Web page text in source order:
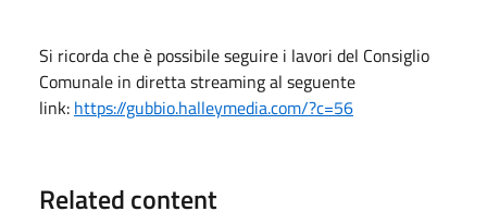
Si ricorda che è possibile seguire i lavori del Consiglio
Comunale in diretta streaming al seguente
link: https://gubbio.halleymedia.com/?c=56
Related content